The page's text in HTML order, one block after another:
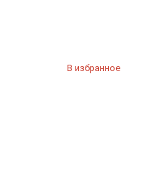
В избранное